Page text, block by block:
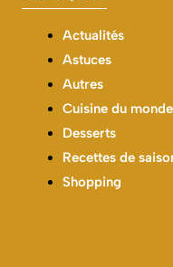
Actualités
Astuces
Autres
Cuisine du monde
Desserts
Recettes de
Shopping